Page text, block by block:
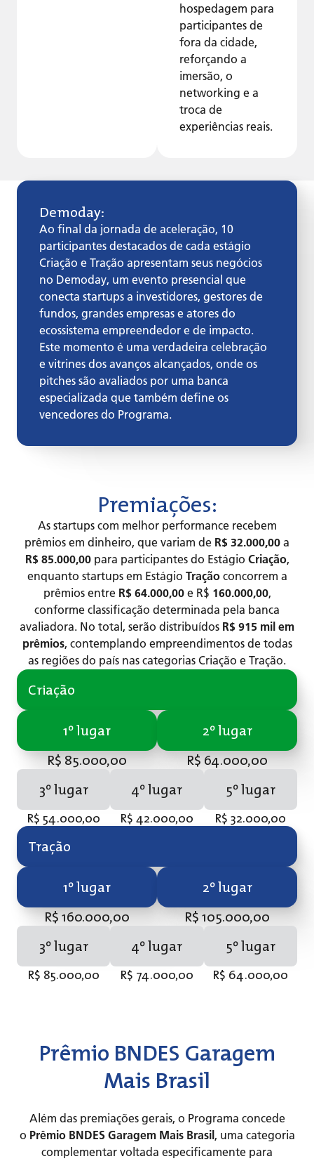
hospedagem para
participantes de
fora da cidade,
reforçando a
imersão, o
networking e a
troca de
experiências reais.
Demoday:
Ao final da jornada de aceleração, 10
participantes destacados de cada estágio
Criação e Tração apresentam seus negócios
no Demoday, um evento presencial que
conecta startups a investidores, gestores de
fundos, grandes empresas e atores do
ecossistema empreendedor e de impacto.
Este momento é uma verdadeira celebração
e vitrines dos avanços alcançados, onde os
pitches são avaliados por uma banca
especializada que também define os
vencedores do Programa.
Premiações:
As startups com melhor performance recebem
prêmios em dinheiro, que variam de R$ 32.000,00 a
R$ 85.000,00para participantes do Estágio Criação,
enquanto startups em Estágio Traçãoconcorrem a
prêmios entre R$ 64.000,00e R$ 160.000,00,
conforme classificação determinada pela banca
avaliadora. No total, serão distribuídos R$ 915 mil em
prêmios, contemplando empreendimentos de todas
as regiões do país nas categorias Criação e Tração.
Criação
1º lugar
R$ 85.000,00
2º lugar
R$ 64.000,00
3º lugar
R$ 54.000,00
4º lugar
R$ 42.000,00
5º lugar
R$ 32.000,00
Tração
1º lugar
R$ 160.000,00
2º lugar
R$ 105.000,00
3º lugar
R$ 85.000,00
4º lugar
R$ 74.000,00
5º lugar
R$ 64.000,00
Prêmio BNDES Garagem
Mais Brasil
Além das premiações gerais, o Programa concede
o Prêmio BNDES Garagem Mais Brasil , uma categoria
complementar voltada especificamente para